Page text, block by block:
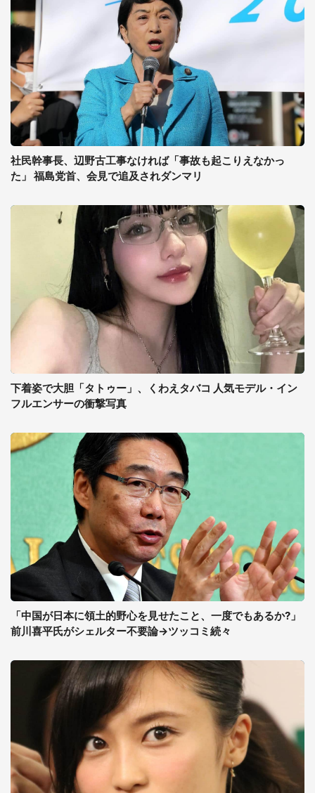
社民幹事長、辺野古工事なければ「事故も起こりえなかっ
た」 福島党首、会見で追及されダンマリ
下着姿で大胆「タトゥー」、くわえタバコ 人気モデル・イン
フルエンサーの衝撃写真
「中国が日本に領土的野心を見せたこと、一度でもあるか?」
前川喜平氏がシェルター不要論→ツッコミ続々